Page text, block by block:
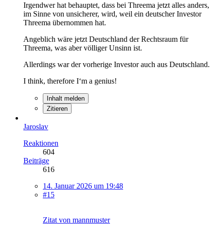
Irgendwer hat behauptet, dass bei Threema jetzt alles anders,
im Sinne von unsicherer, wird, weil ein deutscher Investor
Threema übernommen hat.
Angeblich wäre jetzt Deutschland der Rechtsraum für
Threema, was aber völliger Unsinn ist.
Allerdings war der vorherige Investor auch aus Deutschland.
I think, therefore I‘m a genius!
Inhalt melden
Zitieren
Jaroslav
Reaktionen
604
Beiträge
616
14. Januar 2026 um 19:48
#15
Zitat von mannmuster